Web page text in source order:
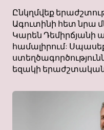
Ընկղմվեք
Ագուտինի հետ նրա
Կարեն Դեմիրճյանի
համալիրում:
եզակի երաժշտական